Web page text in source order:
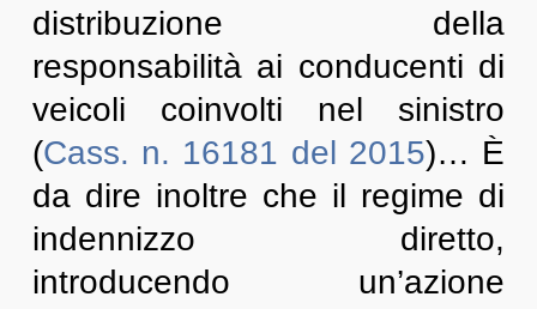
distribuzione della
responsabilità ai conducenti di
veicoli coinvolti nel sinistro
(Cass. n. 16181 del 2015)… È
da dire inoltre che il regime di
indennizzo diretto,
introducendo un’azione